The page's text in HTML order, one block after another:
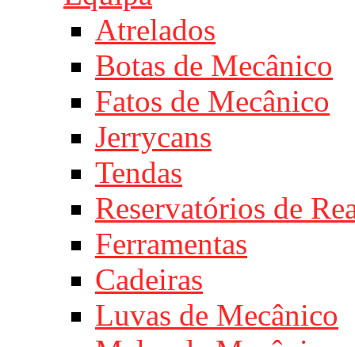
Atrelados
Botas de Mecânico
Fatos de Mecânico
Jerrycans
Tendas
Reservatórios de
Ferramentas
Cadeiras
Luvas de Mecânico